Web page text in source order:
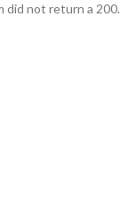
did not return a 200.